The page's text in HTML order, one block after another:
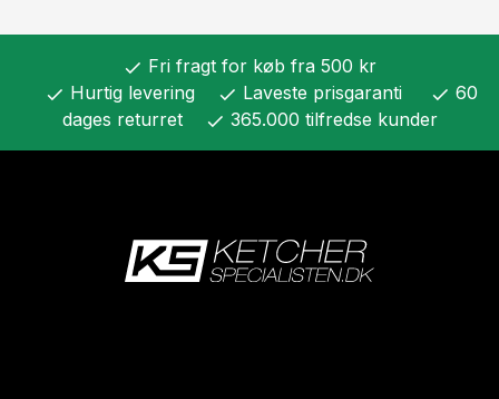
check Fri fragt for køb fra 500 kr
check Hurtig levering check Laveste prisgaranti check 60
dages returret
check 365.000 tilfredse kunder